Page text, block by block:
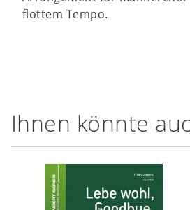
flottem Tempo.
Ihnen könnte